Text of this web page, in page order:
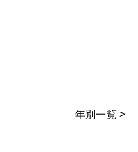
年別一覧 >